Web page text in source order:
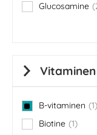
Glucosamine
B-vitaminen 1
Biotine 1
item